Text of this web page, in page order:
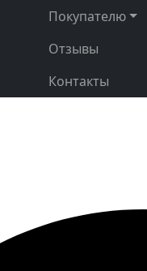
Покупателю
Отзывы
Контакты